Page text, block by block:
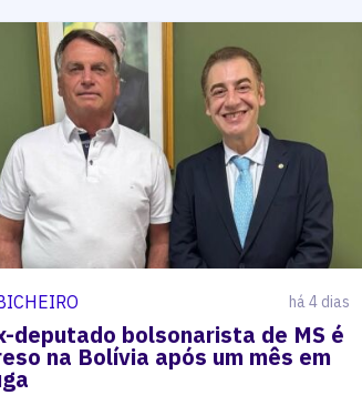
há 4 dias
deputado bolsonarista de MS é
na Bolívia após um mês em